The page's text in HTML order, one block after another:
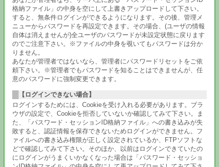
格納ファイル」の中身を空にして上書きアップロードして下さい。
すると、無条件ログインができるようになります。その後、管理メ
ニューからパスワードを再設定できます。その場合、(ユーザの情報
自体は消えませんが)全ユーザのパスワードが未設定状態に戻ります
のでご注意下さい。※ファイルの中身を覗いてもパスワードは分か
りません。
あなたが管理者ではないなら、管理者にパスワードリセットをご依
頼下さい。※管理者でもパスワードを知ることはできませんが、任
意のパスワードに強制変更できます。
【ログインできない場合】
ログインするためには、Cookieを受け入れる必要があります。ブラ
ウザの設定で、Cookieを拒否していないか確認してみて下さい。ま
た、「パスワード・セッションID格納ファイル」への書き込みが失
敗すると、認証情報を保存できないためログインができません。フ
ァイルへの書き込み権限が正しく設定されているか、FTPソフトな
どで確認してみて下さい。そのほか、以前はログインできていたの
にログインがうまくいかなくなった場合は「パスワード・セッショ